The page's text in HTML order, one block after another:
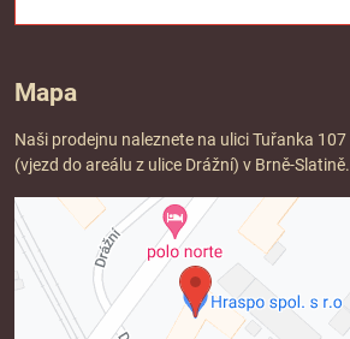
Mapa
Naši prodejnu naleznete na ulici Tuřanka 107
(vjezd do areálu z ulice Drážní) v Brně-Slatině.